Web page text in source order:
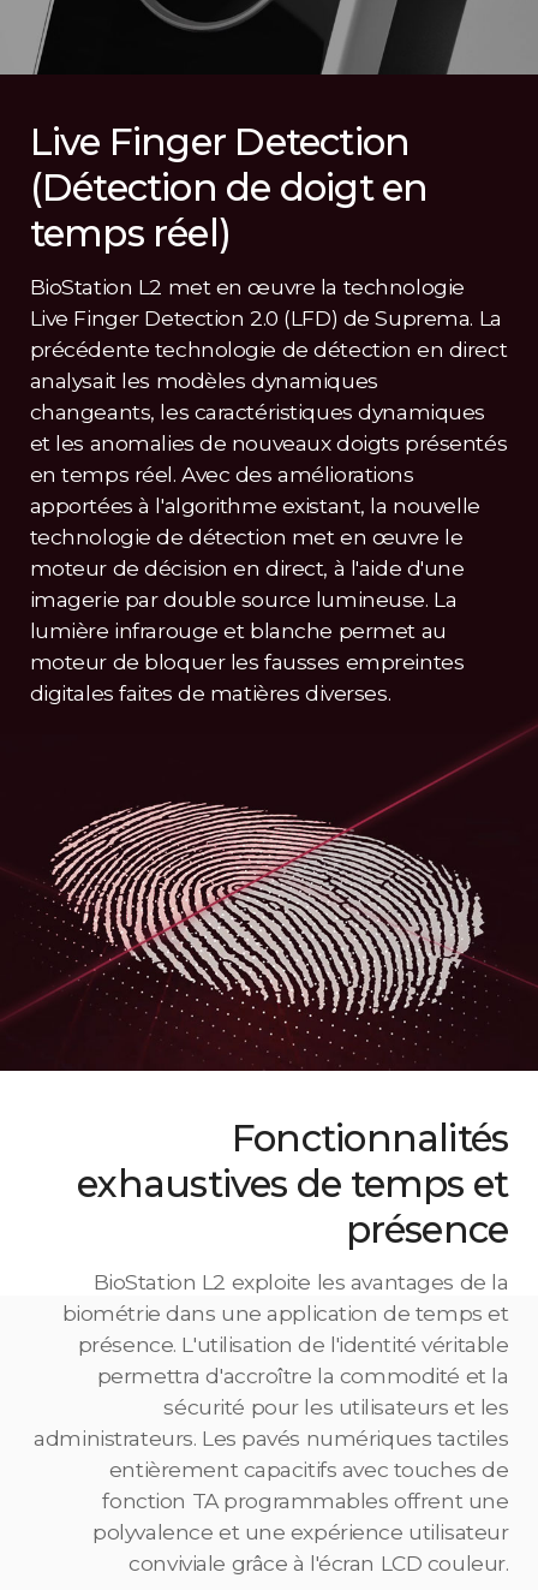
Live Finger Detection
(Détection de doigt en
temps réel)
BioStation L2 met en œuvre la technologie
Live Finger Detection 2.0 (LFD) de Suprema. La
précédente technologie de détection en direct
analysait les modèles dynamiques
changeants, les caractéristiques dynamiques
et les anomalies de nouveaux doigts présentés
en temps réel. Avec des améliorations
apportées à l'algorithme existant, la nouvelle
technologie de détection met en œuvre le
moteur de décision en direct, à l'aide d'une
imagerie par double source lumineuse. La
lumière infrarouge et blanche permet au
moteur de bloquer les fausses empreintes
digitales faites de matières diverses.
Fonctionnalités
exhaustives de temps et
présence
BioStation L2 exploite les avantages de la
biométrie dans une application de temps et
présence. L'utilisation de l'identité véritable
permettra d'accroître la commodité et la
sécurité pour les utilisateurs et les
administrateurs. Les pavés numériques tactiles
entièrement capacitifs avec touches de
fonction TA programmables offrent une
polyvalence et une expérience utilisateur
conviviale grâce à l'écran LCD couleur.